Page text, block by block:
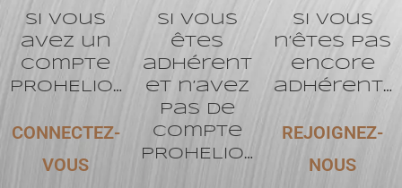
Si vous
avez un
compte
PROHELIO…
CONNECTEZ-
VOUS
Si vous
êtes
adhérent
et n’avez
pas de
compte
PROHELIO…
Si vous
n’êtes pas
encore
adhérent…
REJOIGNEZ-
NOUS